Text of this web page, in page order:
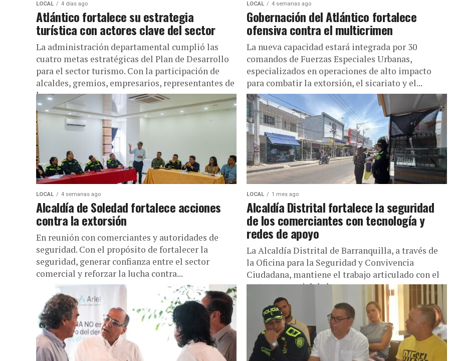
LOCAL 4 días ago
Atlántico fortalece su estrategia
turística con actores clave del sector
La administración departamental cumplió las
cuatro metas estratégicas del Plan de Desarrollo
para el sector turismo. Con la participación de
alcaldes, gremios, empresarios, representantes de
la...
LOCAL 4 semanas ago
Gobernación del Atlántico fortalece
ofensiva contra el multicrimen
La nueva capacidad estará integrada por 30
comandos de Fuerzas Especiales Urbanas,
especializados en operaciones de alto impacto
para combatir la extorsión, el sicariato y el...
LOCAL 4 semanas ago
Alcaldía de Soledad fortalece acciones
contra la extorsión
En reunión con comerciantes y autoridades de
seguridad. Con el propósito de fortalecer la
seguridad, generar confianza entre el sector
comercial y reforzar la lucha contra...
LOCAL 1 mes ago
Alcaldía Distrital fortalece la seguridad
de los comerciantes con tecnología y
redes de apoyo
La Alcaldía Distrital de Barranquilla, a través de
la Oficina para la Seguridad y Convivencia
Ciudadana, mantiene el trabajo articulado con el
sector comercial de la...